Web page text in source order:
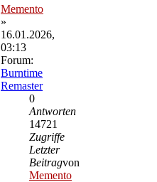
Memento
»
16.01.2026,
03:13
Forum:
Burntime
Remaster
0
Antworten
14721
Zugriffe
Letzter
Beitragvon
Memento